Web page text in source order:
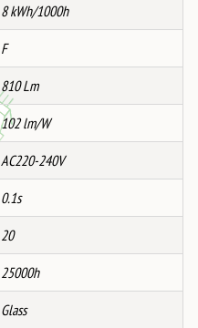
8 kWh/1000h
F
810 Lm
102 lm/W
AC220-240V
0.1s
20
25000h
Glass